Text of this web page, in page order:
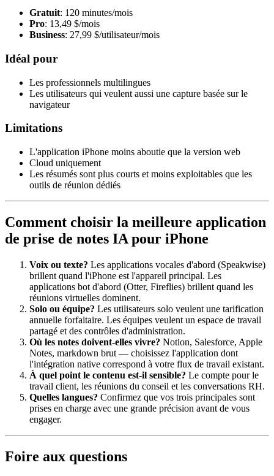
Gratuit: 120 minutes/mois
Pro: 13,49 $/mois
Business: 27,99 $/utilisateur/mois
Idéal pour
Les professionnels multilingues
Les utilisateurs qui veulent aussi une capture basée sur le
navigateur
Limitations
L'application iPhone moins aboutie que la version web
Cloud uniquement
Les résumés sont plus courts et moins exploitables que les
outils de réunion dédiés
Comment choisir la meilleure application
de prise de notes IA pour iPhone
Voix ou texte? Les applications vocales d'abord (Speakwise)
brillent quand l'iPhone est l'appareil principal. Les
applications bot d'abord (Otter, Fireflies) brillent quand les
réunions virtuelles dominent.
Solo ou équipe? Les utilisateurs solo veulent une tarification
annuelle forfaitaire. Les équipes veulent un espace de travail
partagé et des contrôles d'administration.
Où les notes doivent-elles vivre? Notion, Salesforce, Apple
Notes, markdown brut — choisissez l'application dont
l'intégration native correspond à votre flux de travail existant.
À quel point le contenu est-il sensible? Le compte pour le
travail client, les réunions du conseil et les conversations RH.
Quelles langues? Confirmez que vos trois principales sont
prises en charge avec une grande précision avant de vous
engager.
Foire aux questions